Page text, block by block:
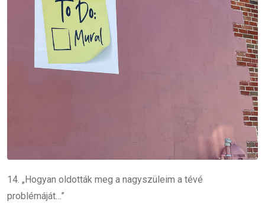
14. „Hogyan oldották meg a nagyszüleim a tévé
problémáját…”